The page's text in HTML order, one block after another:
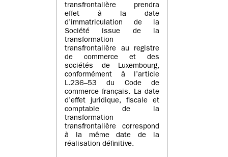
transfrontalière prendra
effet à la date
d’immatriculation de la
Société issue de la
transformation
transfrontalière au registre
de commerce et des
sociétés de Luxembourg,
conformément à l’article
L.236–53 du Code de
commerce français. La date
d’effet juridique, fiscale et
comptable de la
transformation
transfrontalière correspond
à la même date de la
réalisation définitive.